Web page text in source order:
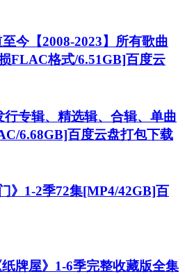
今【2008-2023】所有歌曲
FLAC格式/6.51GB]百度云
行专辑、精选辑、合辑、单曲
6.68GB]百度云盘打包下载
》1-2季72集[MP4/42GB]百
牌屋》1-6季完整收藏版全集